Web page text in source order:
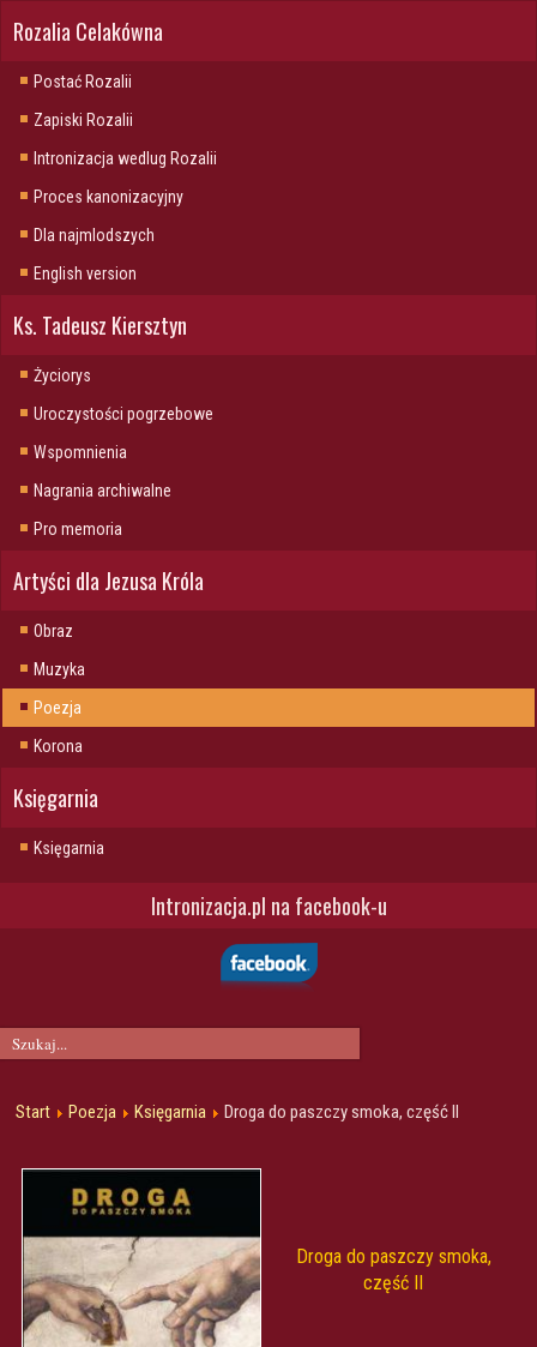
Rozalia Celakówna
Postać Rozalii
Zapiski Rozalii
Intronizacja wedlug Rozalii
Proces kanonizacyjny
Dla najmlodszych
English version
Ks. Tadeusz Kiersztyn
Życiorys
Uroczystości pogrzebowe
Wspomnienia
Nagrania archiwalne
Pro memoria
Artyści dla Jezusa Króla
Obraz
Muzyka
Poezja
Korona
Księgarnia
Księgarnia
Intronizacja.pl na facebook-u
Start Poezja Księgarnia Droga do paszczy smoka, część II
Droga do paszczy smoka,
część II